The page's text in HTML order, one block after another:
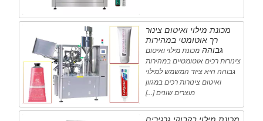
מכונת מילוי ואיטום צינור
רך אוטומטי במהירות
גבוהה מכונת מילוי ואיטום
צינורות רכים אוטומטיים במהירות
גבוהה היא ציוד המשמש למילוי
ואיטום צינורות רכים במגוון
מוצרים שונים […]